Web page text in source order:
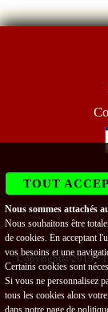
Copyright@2019 -
TOUT
Nous sommes attachés
Nous souhaitons être
de cookies. En acceptant
vos besoins et une
Certains cookies sont
Si vous ne personnalisez
tous les cookies alors
dans notre page de